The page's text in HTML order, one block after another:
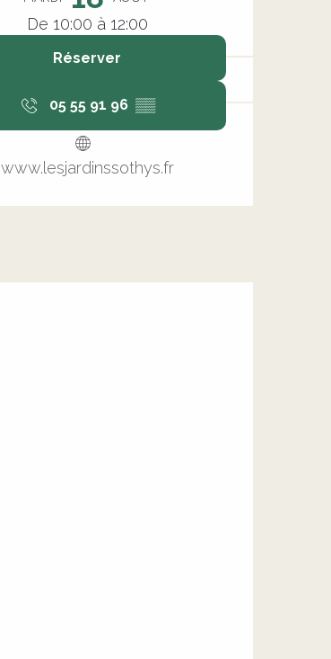
De 10:00 à 12:00
Réserver
05 55 91 96 ▒▒
www.lesjardinssothys.fr